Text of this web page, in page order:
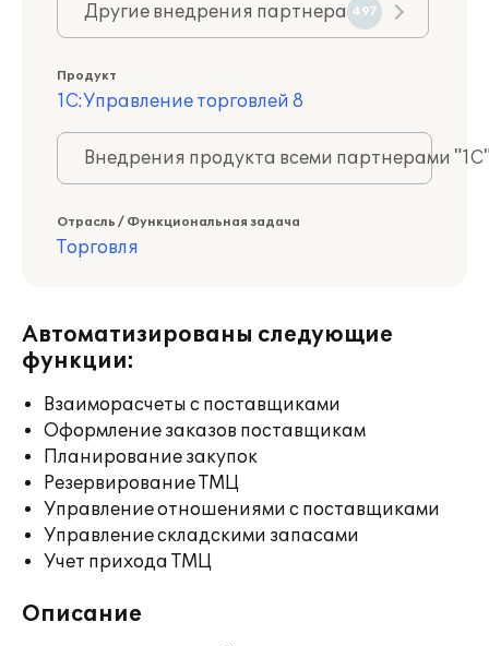
Другие внедрения партнера 497
Продукт
1С:Управление торговлей 8
Внедрения продукта всеми партнерами
Отрасль / Функциональная задача
Торговля
Автоматизированы следующие
функции:
Взаиморасчеты с поставщиками
Оформление заказов поставщикам
Планирование закупок
Резервирование ТМЦ
Управление отношениями с поставщиками
Управление складскими запасами
Учет прихода ТМЦ
Описание